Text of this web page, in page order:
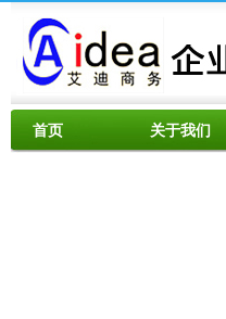
首页 关于我们